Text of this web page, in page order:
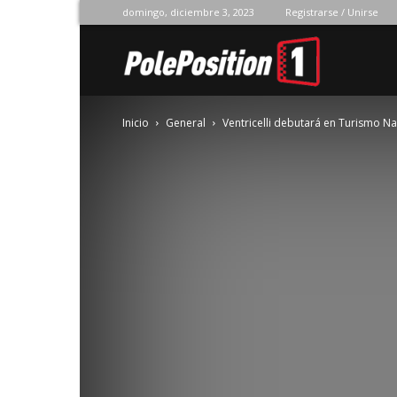
domingo, diciembre 3, 2023 Registrarse / Unirse
Position
Inicio General Ventricelli debutará en Turismo